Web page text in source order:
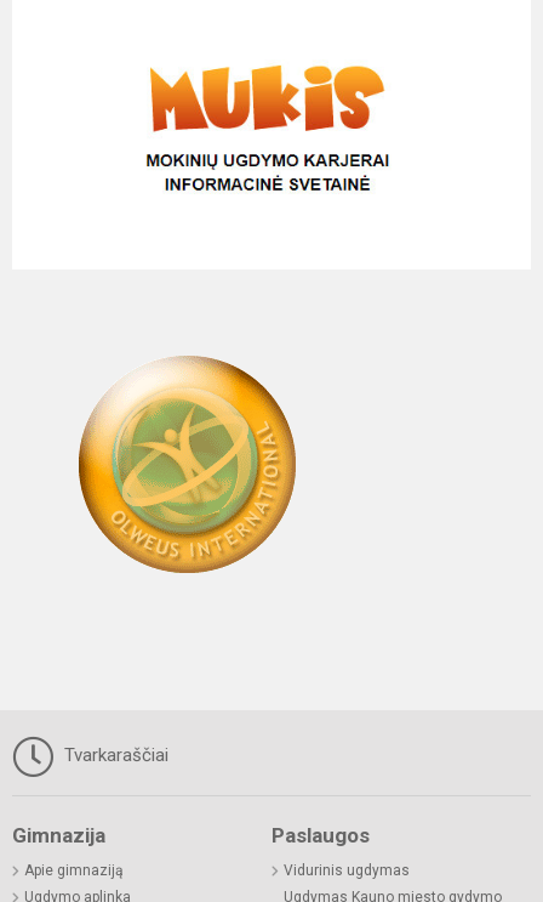
Tvarkaraščiai
Gimnazija
Apie gimnaziją
Ugdymo aplinka
Paslaugos
Vidurinis ugdymas
Ugdymas Kauno miesto gydymo